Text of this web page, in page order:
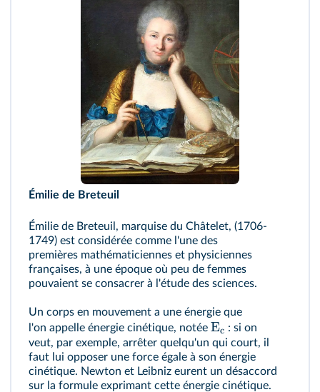
Émilie de Breteuil
Émilie de Breteuil, marquise du Châtelet, (1706-
1749) est considérée comme l'une des
premières mathématiciennes et physiciennes
françaises, à une époque où peu de femmes
pouvaient se consacrer à l'étude des sciences.
Un corps en mouvement a une énergie que
l'on appelle énergie cinétique, notée Ec : si on
veut, par exemple, arrêter quelqu'un qui court, il
faut lui opposer une force égale à son énergie
cinétique. Newton et Leibniz eurent un désaccord
sur la formule exprimant cette énergie cinétique.